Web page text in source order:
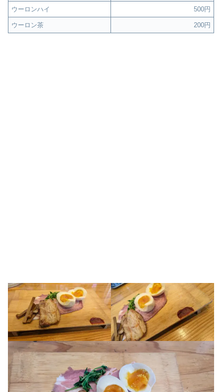
ウーロンハイ 500円
ウーロン茶 200円